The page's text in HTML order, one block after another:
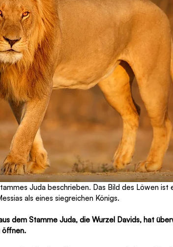
Juda beschrieben. Das Bild des Löwen ist
als eines siegreichen Königs.
dem Stamme Juda, die Wurzel Davids, hat
öffnen.